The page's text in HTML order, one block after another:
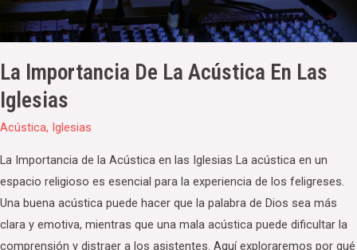
La Importancia De La Acústica En Las
Iglesias
Acústica, Iglesias
La Importancia de la Acústica en las Iglesias La acústica en un
espacio religioso es esencial para la experiencia de los feligreses.
Una buena acústica puede hacer que la palabra de Dios sea más
clara y emotiva, mientras que una mala acústica puede dificultar la
comprensión y distraer a los asistentes. Aquí exploraremos por qué
Iglesias